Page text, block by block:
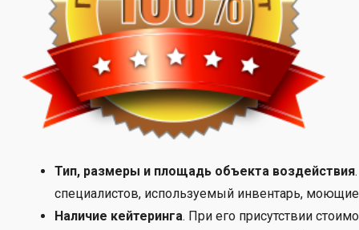
Тип, размеры и площадь объекта воздействия
специалистов, используемый инвентарь, моющие
Наличие кейтеринга. При его присутствии